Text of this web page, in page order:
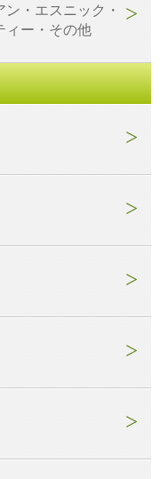
・エスニック・
ィー・その他